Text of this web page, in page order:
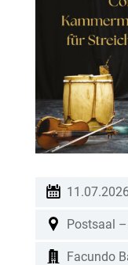
Postsaal
Facundo